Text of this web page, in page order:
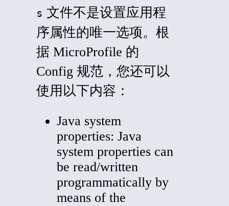
s 文件不是设置应用程
序属性的唯一选项。根
据 MicroProfile 的
Config 规范，您还可以
使用以下内容：
Java system
properties: Java
system properties can
be read/written
programmatically by
means of the